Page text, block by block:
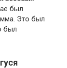
был
Это был
был